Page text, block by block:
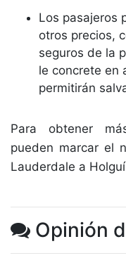
Los pasajeros
otros precios,
seguros de la
le concrete en
permitirán
Para obtener
pueden marcar el
Lauderdale a
Opinión